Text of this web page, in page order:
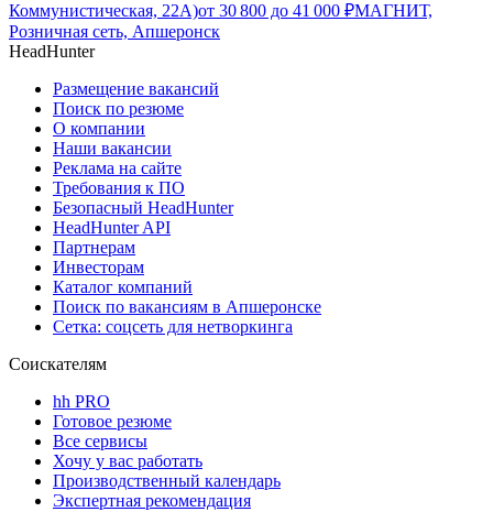
Коммунистическая, 22А)от 30 800 до 41 000 ₽МАГНИТ,
Розничная сеть, Апшеронск
HeadHunter
Размещение вакансий
Поиск по резюме
О компании
Наши вакансии
Реклама на сайте
Требования к ПО
Безопасный HeadHunter
HeadHunter API
Партнерам
Инвесторам
Каталог компаний
Поиск по вакансиям в Апшеронске
Сетка: соцсеть для нетворкинга
Соискателям
hh PRO
Готовое резюме
Все сервисы
Хочу у вас работать
Производственный календарь
Экспертная рекомендация